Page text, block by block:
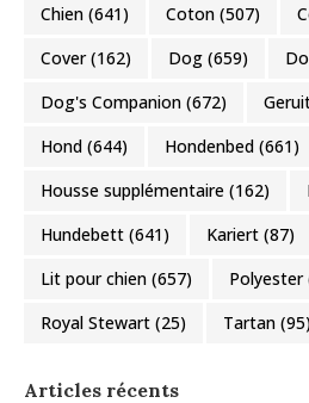
Chien (641) Coton (507)
Cover(162) Dog (659)
Dog's Companion (672)
Hond (644) Hondenbed (661)
Housse supplémentaire (162)
Hundebett (641) Kariert (87)
Lit pour chien (657) Polyester
Royal Stewart (25) Tartan (95)
Articles récents